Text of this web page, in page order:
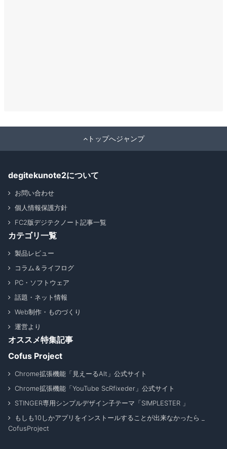
トップへジャンプ
degitekunote2について
お問い合わせ
個人情報保護方針
FC2版デジテクノート記事一覧
カテゴリ一覧
製品レビュー
コラム＆ライフログ
PC・ソフトウェア
話題・ネット情報
Web制作・ものづくり
運営より
オススメ特集記事
Cofus Project
Chrome拡張機能「見えーるAlt」公式サイト
Chrome拡張機能「YouTube ScRfixeder」公式サイト
STINGER専用シンプルデザイン子テーマ「SIMPLESTER 」
もしも10しかアプリをインストールすることが出来なかったら _
CofusProject